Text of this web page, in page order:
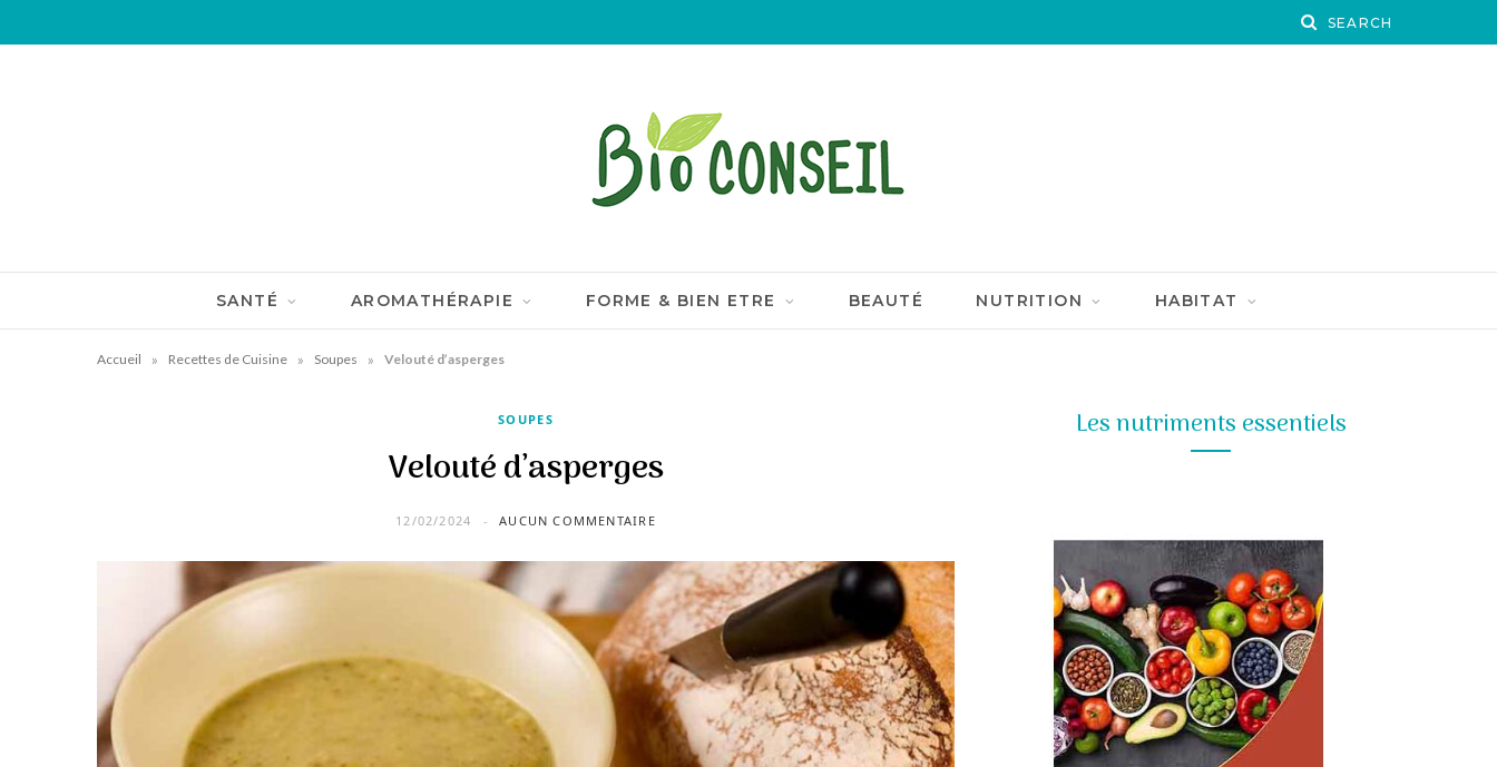
SANTÉ AROMATHÉRAPIE FORME & BIEN ETRE BEAUTÉ NUTRITION HABITAT
Accueil » Recettes de Cuisine » Soupes » Velouté d’asperges
SOUPES
Velouté d’asperges
12/02/2024 AUCUN COMMENTAIRE
Les nutriments essentiels